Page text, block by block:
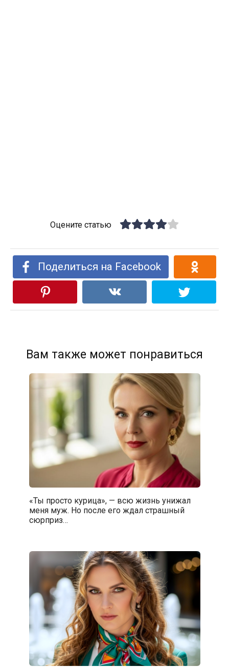
Оцените статью
Поделиться на Facebook
Вам также может понравиться
«Ты просто курица», — всю жизнь унижал
меня муж. Но после его ждал страшный
сюрприз…